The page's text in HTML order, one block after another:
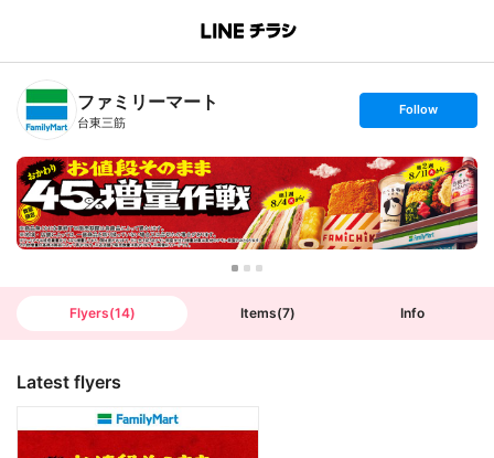
B
n
T
ファミリーマート
台東三筋
s
t
o
l
l
o
w
Follow
Flyers(14) Items(7) Info
Latest flyers